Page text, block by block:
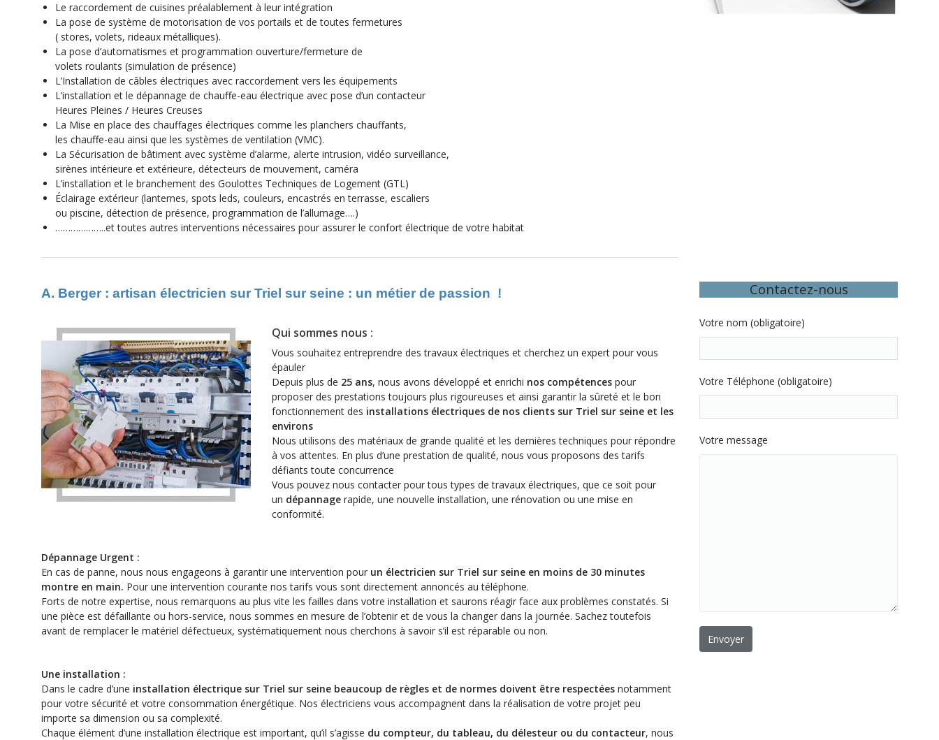
Le raccordement de cuisines préalablement à leur intégration
La pose de système de motorisation de vos portails et de toutes fermetures
( stores, volets, rideaux métalliques).
La pose d’automatismes et programmation ouverture/fermeture de
volets roulants (simulation de présence)
L’Installation de câbles électriques avec raccordement vers les équipements
L’installation et le dépannage de chauffe-eau électrique avec pose d’un contacteur
Heures Pleines / Heures Creuses
La Mise en place des chauffages électriques comme les planchers chauffants,
les chauffe-eau ainsi que les systèmes de ventilation (VMC).
La Sécurisation de bâtiment avec système d’alarme, alerte intrusion, vidéo surveillance,
sirènes intérieure et extérieure, détecteurs de mouvement, caméra
L’installation et le branchement des Goulottes Techniques de Logement (GTL)
Éclairage extérieur (lanternes, spots leds, couleurs, encastrés en terrasse, escaliers
ou piscine, détection de présence, programmation de l’allumage….)
………………..et toutes autres interventions nécessaires pour assurer le confort électrique de votre habitat
A. Berger : artisan électricien sur Triel sur seine : un métier de passion !
Qui sommes nous :
Vous souhaitez entreprendre des travaux électriques et cherchez un expert pour vous
épauler
Depuis plus de 25 ans, nous avons développé et enrichi nos compétences pour
proposer des prestations toujours plus rigoureuses et ainsi garantir la sûreté et le bon
fonctionnement des installations électriques de nos clients sur Triel sur seine et les
environs
Nous utilisons des matériaux de grande qualité et les dernières techniques pour répondre
à vos attentes. En plus d’une prestation de qualité, nous vous proposons des tarifs
défiants toute concurrence
Vous pouvez nous contacter pour tous types de travaux électriques, que ce soit pour
un dépannage rapide, une nouvelle installation, une rénovation ou une mise en
conformité.
Dépannage Urgent :
En cas de panne, nous nous engageons à garantir une intervention pour un électricien sur Triel sur seine en moins de 30 minutes
montre en main. Pour une intervention courante nos tarifs vous sont directement annoncés au téléphone.
Forts de notre expertise, nous remarquons au plus vite les failles dans votre installation et saurons réagir face aux problèmes constatés. Si
une pièce est défaillante ou hors-service, nous sommes en mesure de l’obtenir et de vous la changer dans la journée. Sachez toutefois
avant de remplacer le matériel défectueux, systématiquement nous cherchons à savoir s’il est réparable ou non.
Une installation :
Dans le cadre d’une installation électrique sur Triel sur seine beaucoup de règles et de normes doivent être respectées notamment
pour votre sécurité et votre consommation énergétique. Nos électriciens vous accompagnent dans la réalisation de votre projet peu
importe sa dimension ou sa complexité.
Chaque élément d’une installation électrique est important, qu’il s’agisse du compteur, du tableau, du délesteur ou du contacteur, nous
Contactez-nous
Votre nom (obligatoire)
Votre Téléphone (obligatoire)
Votre message